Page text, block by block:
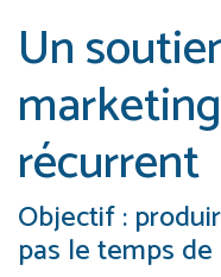
Un
récurrent
Objectif :
pas le temps